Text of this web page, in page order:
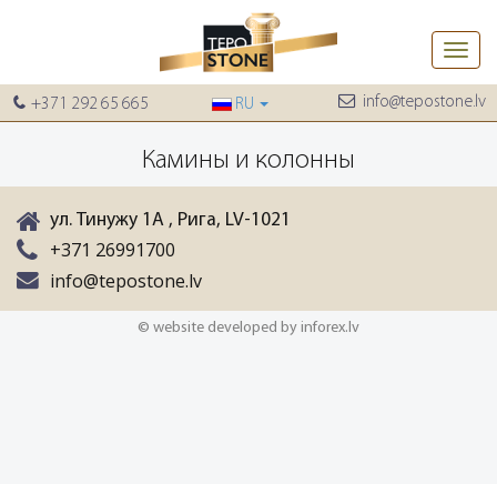
+371 292 65 665 RU info@tepostone.lv
Toggle
Камины и колонны
ул. Тинужу 1A , Рига, LV-1021
+371 26991700
info@tepostone.lv
© website developed by inforex.lv